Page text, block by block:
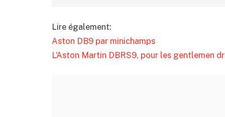
Lire également:
Aston DB9 par minichamps
L’Aston Martin DBRS9, pour les gentlemen